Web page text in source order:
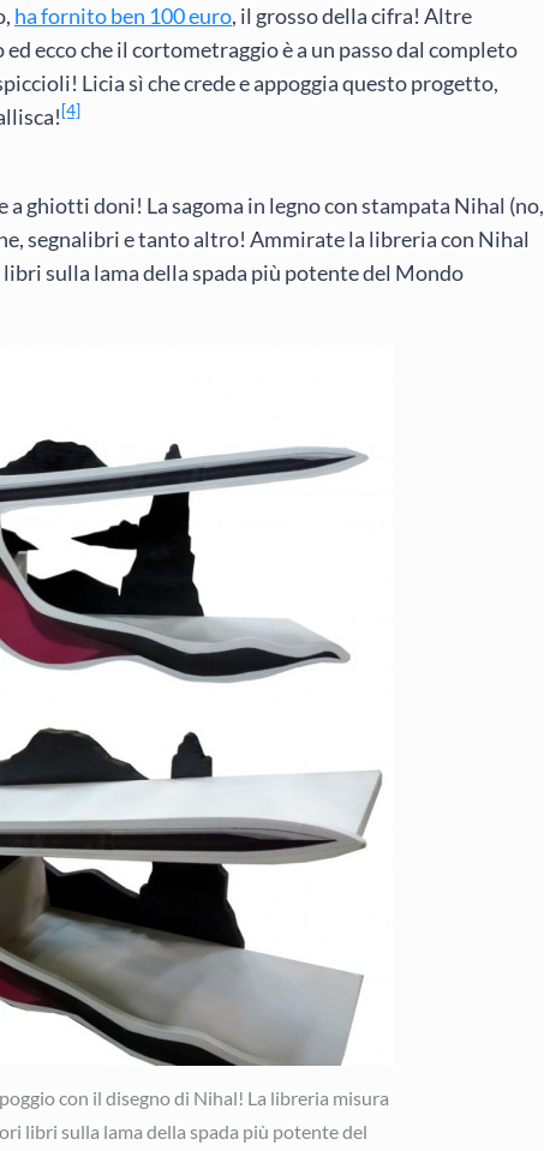
ha fornito ben 100 euro, il grosso della cifra! Altre
ecco che il cortometraggio è a un passo dal completo
Licia sì che crede e appoggia questo progetto,
[4]
a ghiotti doni! La sagoma in legno con stampata Nihal (no,
segnalibri e tanto altro! Ammirate la libreria con Nihal
sulla lama della spada più potente del Mondo
con il disegno di Nihal! La libreria misura
libri sulla lama della spada più potente del